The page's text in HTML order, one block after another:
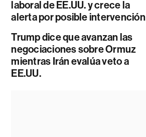
laboral de EE.UU. y crece la
alerta por posible intervención
Trump dice que avanzan las
negociaciones sobre Ormuz
mientras Irán evalúa veto a
EE.UU.